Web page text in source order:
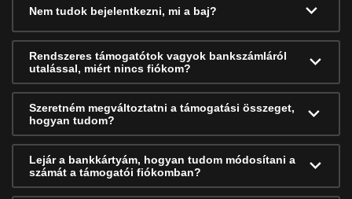
Nem tudok bejelentkezni, mi a baj?
Rendszeres támogatótok vagyok bankszámláról
utalással, miért nincs fiókom?
Szeretném megváltoztatni a támogatási összeget,
hogyan tudom?
Lejár a bankkártyám, hogyan tudom módosítani a
számát a támogatói fiókomban?